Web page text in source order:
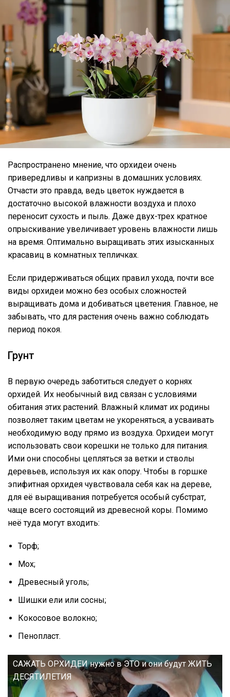
Распространено мнение, что орхидеи очень
привередливы и капризны в домашних условиях.
Отчасти это правда, ведь цветок нуждается в
достаточно высокой влажности воздуха и плохо
переносит сухость и пыль. Даже двух-трех кратное
опрыскивание увеличивает уровень влажности лишь
на время. Оптимально выращивать этих изысканных
красавиц в комнатных тепличках.
Если придерживаться общих правил ухода, почти все
виды орхидеи можно без особых сложностей
выращивать дома и добиваться цветения. Главное, не
забывать, что для растения очень важно соблюдать
период покоя.
Грунт
В первую очередь заботиться следует о корнях
орхидей. Их необычный вид связан с условиями
обитания этих растений. Влажный климат их родины
позволяет таким цветам не укореняться, а усваивать
необходимую воду прямо из воздуха. Орхидеи могут
использовать свои корешки не только для питания.
Ими они способны цепляться за ветки и стволы
деревьев, используя их как опору. Чтобы в горшке
эпифитная орхидея чувствовала себя как на дереве,
для её выращивания потребуется особый субстрат,
чаще всего состоящий из древесной коры. Помимо
неё туда могут входить:
Торф;
Мох;
Древесный уголь;
Шишки ели или сосны;
Кокосовое волокно;
Пенопласт.
САЖАТЬ ОРХИДЕИ нужно в ЭТО и они будут ЖИТЬ
ДЕСЯТИЛЕТИЯ